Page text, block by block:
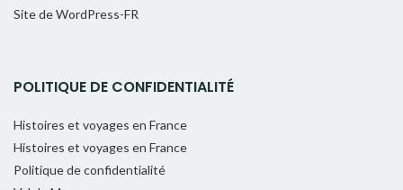
Site de WordPress-FR
POLITIQUE DE CONFIDENTIALITÉ
Histoires et voyages en France
Histoires et voyages en France
Politique de confidentialité